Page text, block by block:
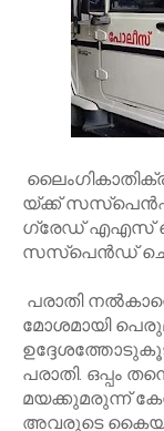
യ്ക്ക്
ഗ്രേഡ് എഎസ്
സസ്പെൻഡ്
പരാതി
മോശമായി
പരാതി. ഒപ്പം
മയക്കുമരുന്ന്
അവരുടെ